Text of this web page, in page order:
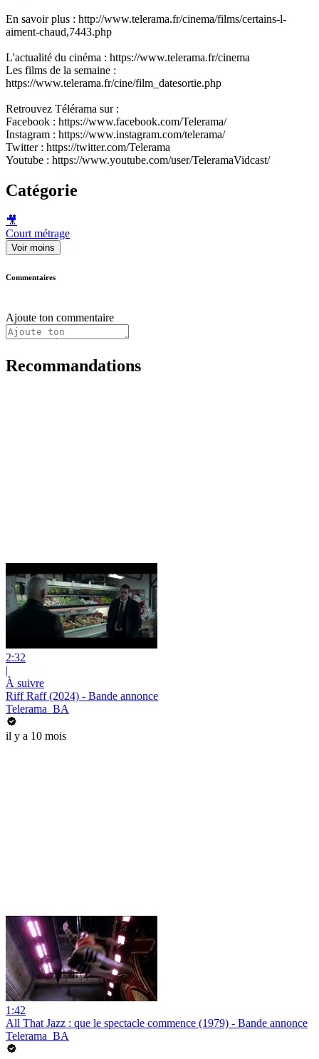
En savoir plus : http://www.telerama.fr/cinema/films/certains-l-
aiment-chaud,7443.php
L'actualité du cinéma : https://www.telerama.fr/cinema
Les films de la semaine :
https://www.telerama.fr/cine/film_datesortie.php
Retrouvez Télérama sur :
Facebook : https://www.facebook.com/Telerama/
Instagram : https://www.instagram.com/telerama/
Twitter : https://twitter.com/Telerama
Youtube : https://www.youtube.com/user/TeleramaVidcast/
Catégorie
🎥
Court métrage
Voir moins
Commentaires
Ajoute ton commentaire
Recommandations
2:32
|
À suivre
Riff Raff (2024) - Bande annonce
Telerama_BA
il y a 10 mois
1:42
All That Jazz : que le spectacle commence (1979) - Bande annonce
Telerama_BA